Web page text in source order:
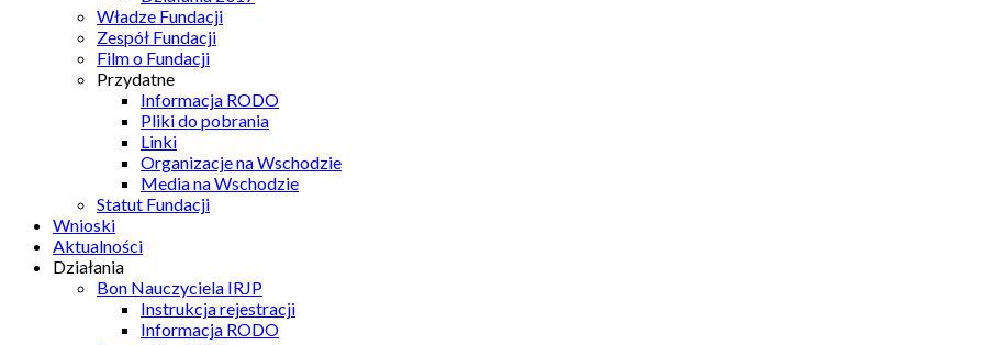
Władze Fundacji
Zespół Fundacji
Film o Fundacji
Przydatne
Informacja RODO
Pliki do pobrania
Linki
Organizacje na Wschodzie
Media na Wschodzie
Statut Fundacji
Wnioski
Aktualności
Działania
Bon Nauczyciela IRJP
Instrukcja rejestracji
Informacja RODO